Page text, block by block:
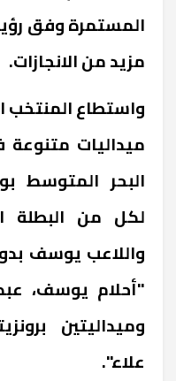
المستمرة وفق
مزيد من الانجازات.
ميداليات
البحر المتوسط
لكل من البطلة
"أحلام يوسف،
وميداليتين
علاء".